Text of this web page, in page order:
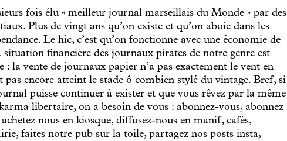
fois élu « meilleur journal marseillais du Monde » par des
Plus de vingt ans qu’on existe et qu’on aboie dans les
Le hic, c’est qu’on fonctionne avec une économie de
situation financière des journaux pirates de notre genre est
la vente de journaux papier n’a pas exactement le vent en
encore atteint le stade ô combien stylé du vintage. Bref, si
puisse continuer à exister et que vous rêvez par la même
libertaire, on a besoin de vous : abonnez-vous, abonnez
nous en kiosque, diffusez-nous en manif, cafés,
faites notre pub sur la toile, partagez nos posts insta,